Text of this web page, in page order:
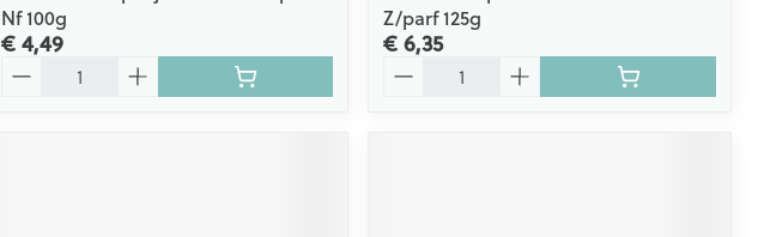
Nf 100g
€ 4,49
Z/parf 125g
€ 6,35